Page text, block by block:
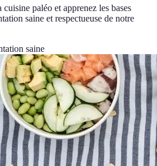
paléo et apprenez les bases
saine et respectueuse de notre
saine